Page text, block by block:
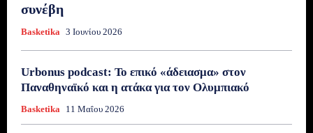
συνέβη
Basketika 3 Ιουνίου 2026
Urbonus podcast: Το επικό «άδειασμα» στον
Παναθηναϊκό και η ατάκα για τον Ολυμπιακό
Basketika 11 Μαΐου 2026